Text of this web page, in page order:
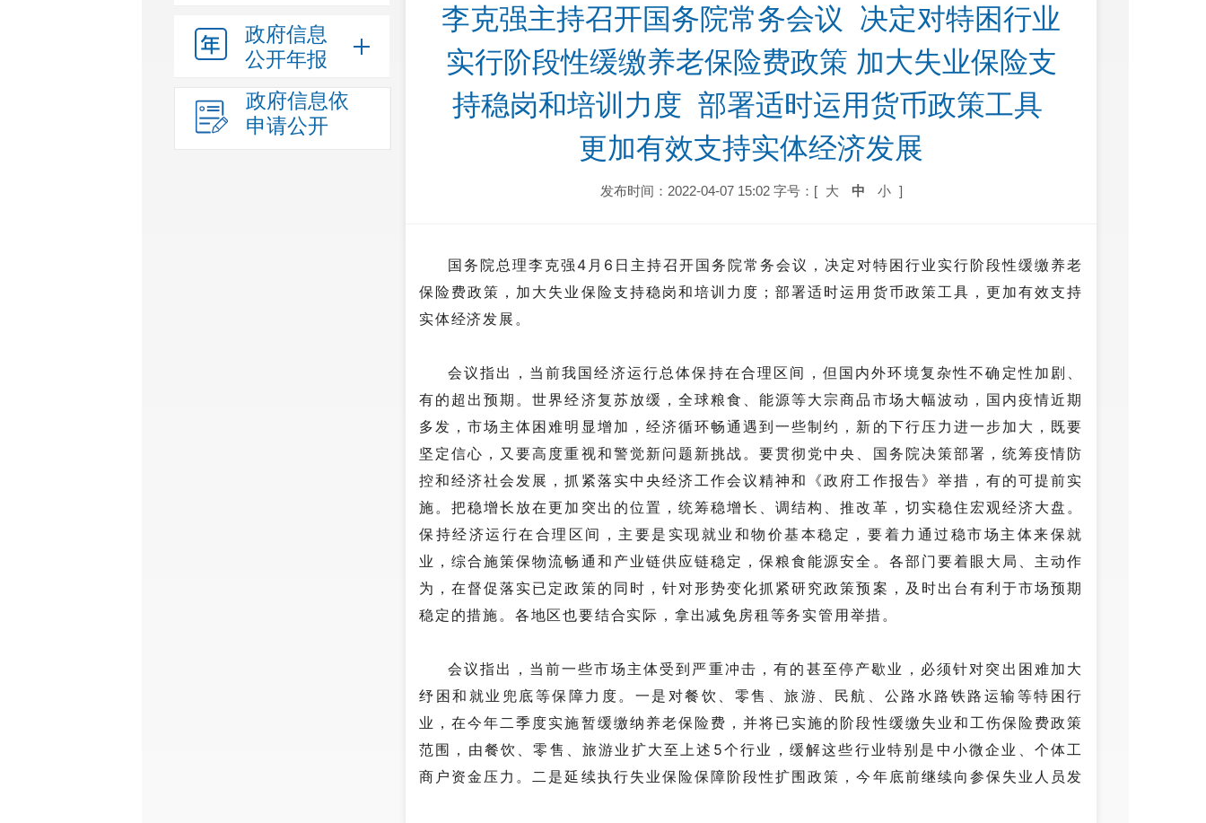
政府信息
公开年报
政府信息依
申请公开
李克强主持召开国务院常务会议  决定对特困行业
实行阶段性缓缴养老保险费政策 加大失业保险支
持稳岗和培训力度  部署适时运用货币政策工具
更加有效支持实体经济发展
发布时间：2022-04-07 15:02 字号：[ 大 中 小 ]
国务院总理李克强4月6日主持召开国务院常务会议，决定对特困行业实行阶段性缓缴养老
保险费政策，加大失业保险支持稳岗和培训力度；部署适时运用货币政策工具，更加有效支持
实体经济发展。
会议指出，当前我国经济运行总体保持在合理区间，但国内外环境复杂性不确定性加剧、
有的超出预期。世界经济复苏放缓，全球粮食、能源等大宗商品市场大幅波动，国内疫情近期
多发，市场主体困难明显增加，经济循环畅通遇到一些制约，新的下行压力进一步加大，既要
坚定信心，又要高度重视和警觉新问题新挑战。要贯彻党中央、国务院决策部署，统筹疫情防
控和经济社会发展，抓紧落实中央经济工作会议精神和《政府工作报告》举措，有的可提前实
施。把稳增长放在更加突出的位置，统筹稳增长、调结构、推改革，切实稳住宏观经济大盘。
保持经济运行在合理区间，主要是实现就业和物价基本稳定，要着力通过稳市场主体来保就
业，综合施策保物流畅通和产业链供应链稳定，保粮食能源安全。各部门要着眼大局、主动作
为，在督促落实已定政策的同时，针对形势变化抓紧研究政策预案，及时出台有利于市场预期
稳定的措施。各地区也要结合实际，拿出减免房租等务实管用举措。
会议指出，当前一些市场主体受到严重冲击，有的甚至停产歇业，必须针对突出困难加大
纾困和就业兜底等保障力度。一是对餐饮、零售、旅游、民航、公路水路铁路运输等特困行
业，在今年二季度实施暂缓缴纳养老保险费，并将已实施的阶段性缓缴失业和工伤保险费政策
范围，由餐饮、零售、旅游业扩大至上述5个行业，缓解这些行业特别是中小微企业、个体工
商户资金压力。二是延续执行失业保险保障阶段性扩围政策，今年底前继续向参保失业人员发